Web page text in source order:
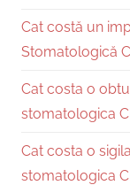
Cat costă un
Stomatologică
Cat costa o
stomatologica
Cat costa o
stomatologica